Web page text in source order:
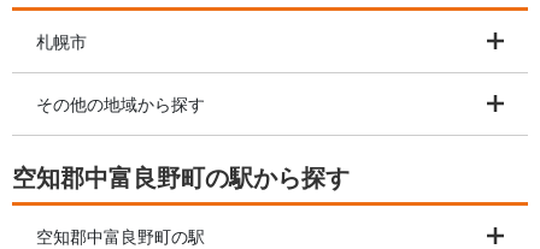
札幌市
その他の地域から探す
空知郡中富良野町の駅から探す
空知郡中富良野町の駅